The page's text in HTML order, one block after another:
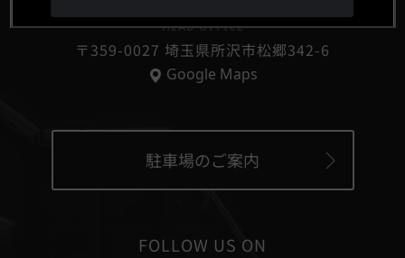
HEAD OFFICE
〒359-0027 埼玉県所沢市松郷342-6
Google Maps
駐車場のご案内
FOLLOW US ON